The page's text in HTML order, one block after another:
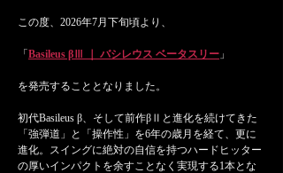
この度、2026年7月下旬頃より、
「 Basileus βⅢ ｜ バシレウス ベータスリー 」
を発売することとなりました。
初代Basileus β、そして前作βⅡと進化を続けてきた
「強弾道」と「操作性」を6年の歳月を経て、更に
進化。スイングに絶対の自信を持つハードヒッター
の厚いインパクトを余すことなく実現する1本とな